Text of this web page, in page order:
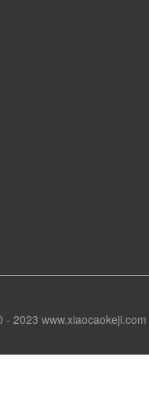
2023